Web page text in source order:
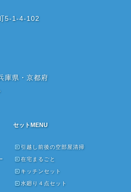
5-1-4-102
庫県・京都府
セットMENU
引越し前後の空部屋清掃
在宅まるごと
キッチンセット
水廻り４点セット